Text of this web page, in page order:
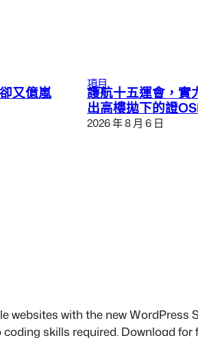
又億嵐
項目
護航十五運會，實
出高樓拋下的證
2026 年 8 月 6 日
websites with the new WordPress
skills required. Download for